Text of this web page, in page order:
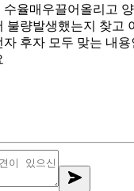
율매우끌어올리고
불량발생했는지 찾고
자 후자 모두 맞는 내